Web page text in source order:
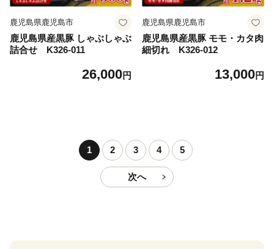
鹿児島県鹿児島市
鹿児島県産黒豚 しゃぶしゃぶ
詰合せ K326-011
26,000円
鹿児島県鹿児島市
鹿児島県産黒豚 モモ・カタ肉
細切れ K326-012
13,000円
1 2 3 4 5
次へ